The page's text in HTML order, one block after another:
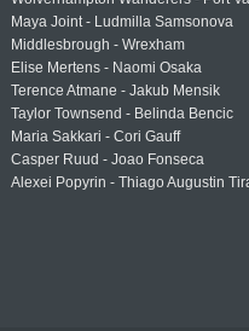
Maya Joint - Ludmilla Samsonova
Middlesbrough - Wrexham
Elise Mertens - Naomi Osaka
Terence Atmane - Jakub Mensik
Taylor Townsend - Belinda Bencic
Maria Sakkari - Cori Gauff
Casper Ruud - Joao Fonseca
Alexei Popyrin - Thiago Augustin